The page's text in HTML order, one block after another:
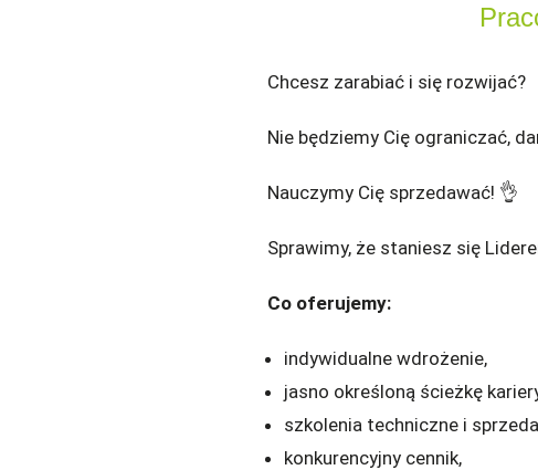
Chcesz zarabiać i się rozwijać?
Nie będziemy Cię ograniczać,
Nauczymy Cię sprzedawać! 👌
Sprawimy, że staniesz się
Co oferujemy:
indywidualne wdrożenie,
jasno określoną ścieżkę
szkolenia techniczne i
konkurencyjny cennik,